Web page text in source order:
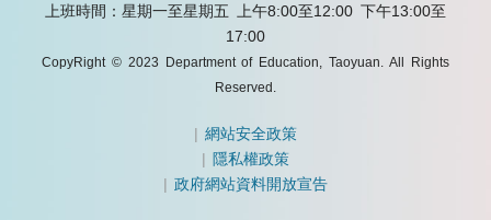
上班時間：星期一至星期五 上午8:00至12:00 下午13:00至
17:00
CopyRight © 2023 Department of Education, Taoyuan. All Rights
Reserved.
|網站安全政策
|隱私權政策
|政府網站資料開放宣告